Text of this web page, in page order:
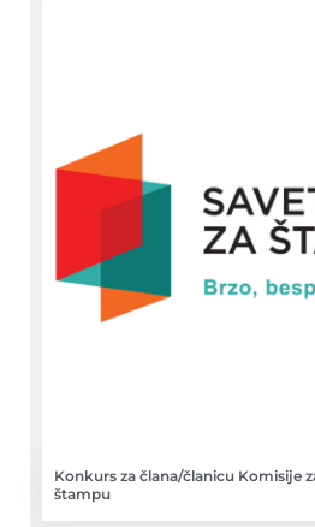
Konkurs za člana/članicu Komisije
štampu